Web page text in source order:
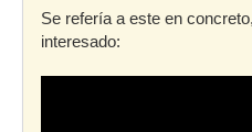
Se refería a este en
interesado: